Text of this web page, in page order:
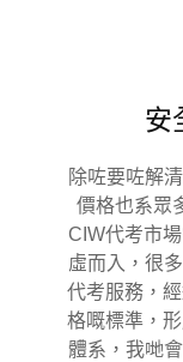
安
除咗要咗解
價格也系眾
CIW代考市
虛而入，很
代考服務，
格嘅標準，
體系，我哋